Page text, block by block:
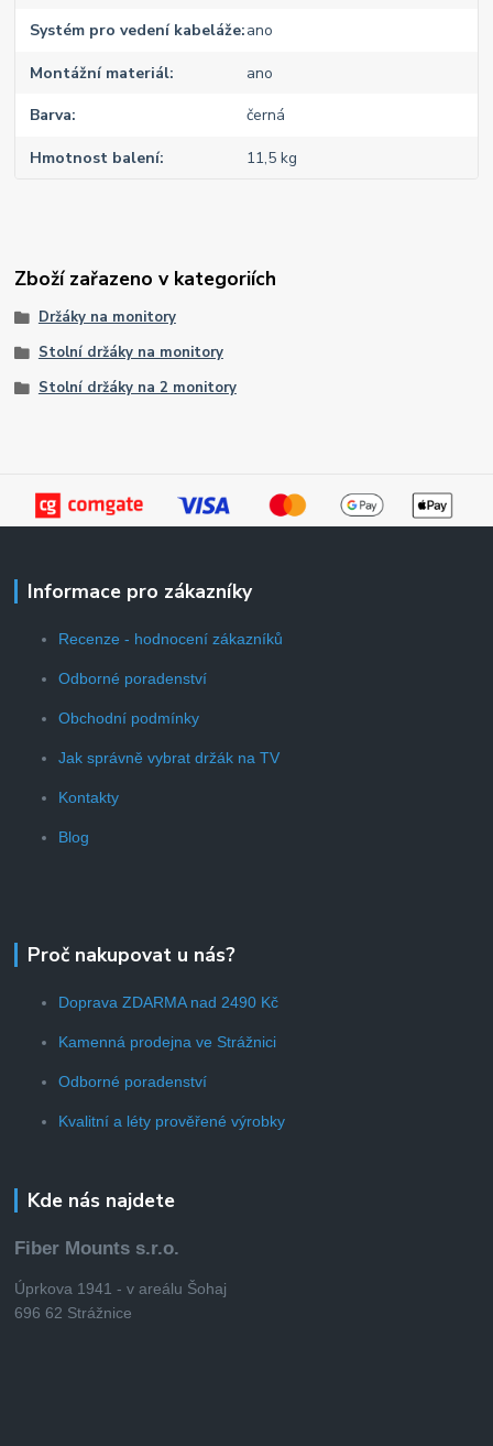
Systém pro vedení kabeláže ano
Montážní materiál ano
Barva černá
Hmotnost balení 11,5 kg
Zboží zařazeno v kategoriích
Držáky na monitory
Stolní držáky na monitory
Stolní držáky na 2 monitory
Informace pro zákazníky
Recenze - hodnocení zákazníků
Odborné poradenství
Obchodní podmínky
Jak správně vybrat držák na TV
Kontakty
Blog
Proč nakupovat u nás?
Doprava ZDARMA nad 2490 Kč
Kamenná prodejna ve Strážnici
Odborné poradenství
Kvalitní a léty prověřené výrobky
Kde nás najdete
Fiber Mounts s.r.o.
Úprkova 1941 - v areálu Šohaj
696 62 Strážnice